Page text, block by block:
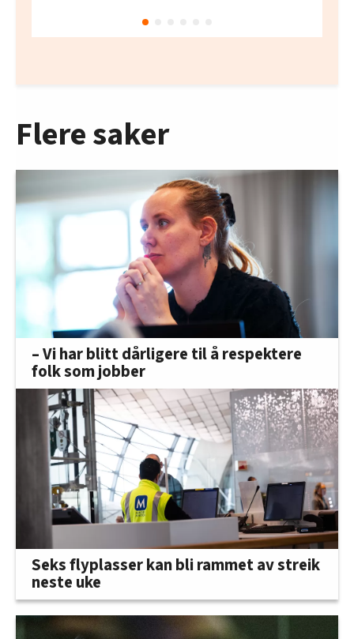
Flere saker
– Vi har blitt dårligere til å respektere
folk som jobber
Seks flyplasser kan bli rammet av streik
neste uke